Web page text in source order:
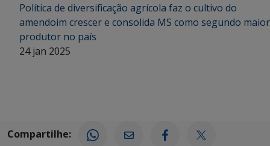
Política de diversificação agrícola faz o cultivo do
amendoim crescer e consolida MS como segundo maior
produtor no país
24 jan 2025
Compartilhe: